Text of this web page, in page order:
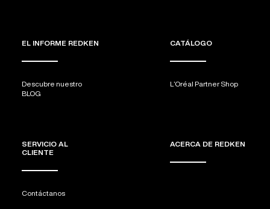
EL INFORME REDKEN
Descubre nuestro
BLOG
CATÁLOGO
L’Oréal Partner Shop
SERVICIO AL
CLIENTE
Contáctanos
ACERCA DE REDKEN